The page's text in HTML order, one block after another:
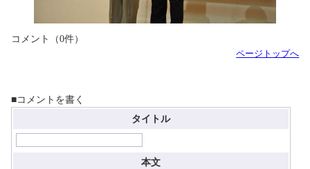
コメント（0件）
ページトップへ
■コメントを書く
タイトル
本文